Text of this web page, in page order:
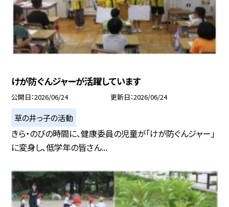
けが防ぐんジャーが活躍しています
公開日 2026/06/24 更新日 2026/06/24
草の井っ子の活動
きら・のびの時間に、健康委員の児童が「けが防ぐんジャー」
に変身し、低学年の皆さん...